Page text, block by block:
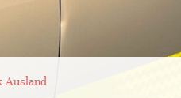
Ausland